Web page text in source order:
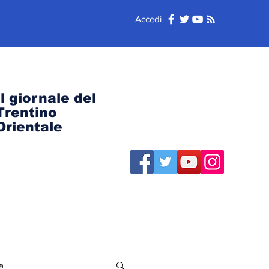
Accedi
giornale del